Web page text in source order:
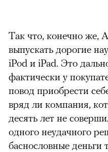
Так что, конечно же,
выпускать дорогие
iPod и iPad. Это
фактически у
повод приобрести
вряд ли компания,
десять лет не
одного неудачного
баснословные деньги